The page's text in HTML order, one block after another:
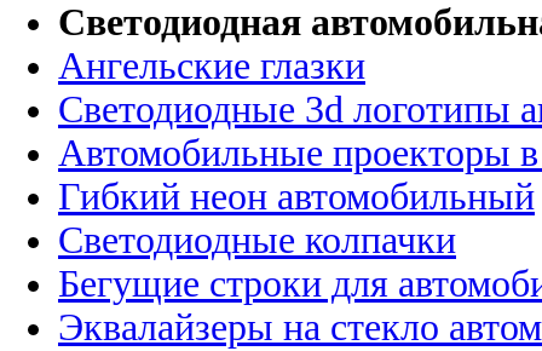
Светодиодная
Ангельские глазки
Светодиодные 3d логотипы
Автомобильные проекторы
Гибкий неон автомобильный
Светодиодные колпачки
Бегущие строки для
Эквалайзеры на стекло